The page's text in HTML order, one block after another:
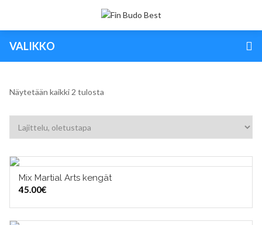
VALIKKO
Näytetään kaikki 2 tulosta
VALITSE VAIHTOEHDOISTA
Mix Martial Arts kengät
45.00€